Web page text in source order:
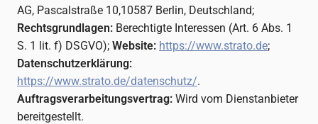
AG, Pascalstraße 10,10587 Berlin, Deutschland;
Rechtsgrundlagen: Berechtigte Interessen (Art. 6 Abs. 1
S. 1 lit. f) DSGVO); Website: https://www.strato.de;
Datenschutzerklärung:
https://www.strato.de/datenschutz/.
Auftragsverarbeitungsvertrag: Wird vom Dienstanbieter
bereitgestellt.